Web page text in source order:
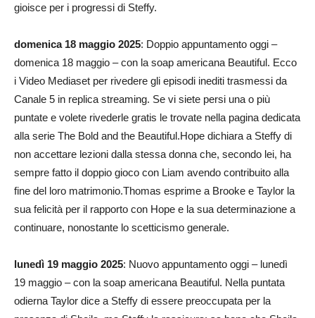
gioisce per i progressi di Steffy.
domenica 18 maggio 2025: Doppio appuntamento oggi –
domenica 18 maggio – con la soap americana Beautiful. Ecco
i Video Mediaset per rivedere gli episodi inediti trasmessi da
Canale 5 in replica streaming. Se vi siete persi una o più
puntate e volete rivederle gratis le trovate nella pagina dedicata
alla serie The Bold and the Beautiful.Hope dichiara a Steffy di
non accettare lezioni dalla stessa donna che, secondo lei, ha
sempre fatto il doppio gioco con Liam avendo contribuito alla
fine del loro matrimonio.Thomas esprime a Brooke e Taylor la
sua felicità per il rapporto con Hope e la sua determinazione a
continuare, nonostante lo scetticismo generale.
lunedì 19 maggio 2025: Nuovo appuntamento oggi – lunedì
19 maggio – con la soap americana Beautiful. Nella puntata
odierna Taylor dice a Steffy di essere preoccupata per la